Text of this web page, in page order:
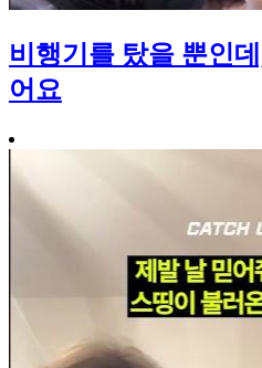
비행기를 탔을 뿐인
어요